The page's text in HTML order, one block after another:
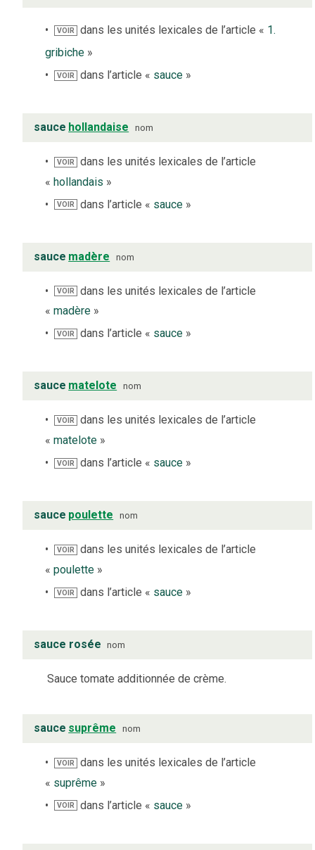
VOIR dans les unités lexicales de l’article « 1.
gribiche »
VOIR dans l’article « sauce »
sauce hollandaise nom
VOIR
dans les unités lexicales de l’article
« hollandais »
VOIR dans l’article « sauce »
sauce madère nom
VOIR
dans les unités lexicales de l’article
« madère »
VOIR dans l’article « sauce »
sauce matelote nom
VOIR
dans les unités lexicales de l’article
« matelote »
VOIR dans l’article « sauce »
sauce poulette nom
VOIR
dans les unités lexicales de l’article
« poulette »
VOIR dans l’article « sauce »
sauce rosée nom
Sauce tomate additionnée de crème.
sauce suprême nom
VOIR
dans les unités lexicales de l’article
« suprême »
VOIR dans l’article « sauce »